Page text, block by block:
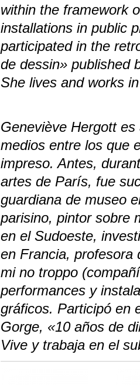
within the framework
installations in public
participated in the
de dessin» published
She lives and works
Geneviève Hergott
medios entre los que
impreso. Antes,
artes de París, fue
guardiana de museo
parisino, pintor sobre
en el Sudoeste,
en Francia, profesora
mi no troppo
performances y
gráficos. Participó en
Gorge, «10 años de
Vive y trabaja en el